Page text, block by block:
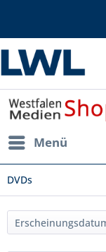
Menü
DVDs